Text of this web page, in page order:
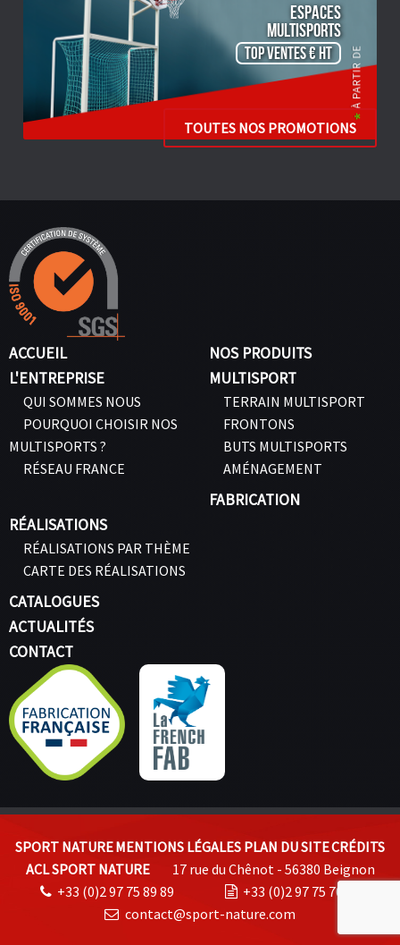
ESPACES
Multisports
TOP VENTES € HT
TOUTES NOS PROMOTIONS
ACCUEIL
L'ENTREPRISE
QUI SOMMES NOUS
POURQUOI CHOISIR NOS
MULTISPORTS ?
RÉSEAU FRANCE
NOS PRODUITS
MULTISPORT
TERRAIN MULTISPORT
FRONTONS
BUTS MULTISPORTS
AMÉNAGEMENT
FABRICATION
RÉALISATIONS
RÉALISATIONS PAR THÈME
CARTE DES RÉALISATIONS
CATALOGUES
ACTUALITÉS
CONTACT
SPORT NATUREMENTIONS LÉGALES PLAN DU SITECRÉDITS
ACL SPORT NATURE
17 rue du Chênot - 56380 Beignon
+33 (0)2 97 75 89 89
+33 (0)2 97 75 70 74
contact@sport-nature.com